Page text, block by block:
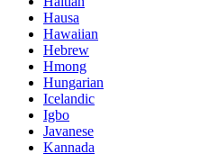
Hausa
Hawaiian
Hebrew
Hmong
Hungarian
Icelandic
Igbo
Javanese
Kannada